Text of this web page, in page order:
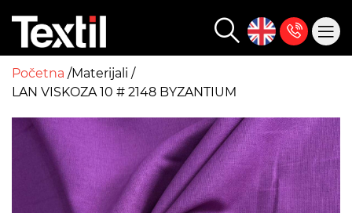
Početna Materijali
LAN VISKOZA 10 # 2148 BYZANTIUM